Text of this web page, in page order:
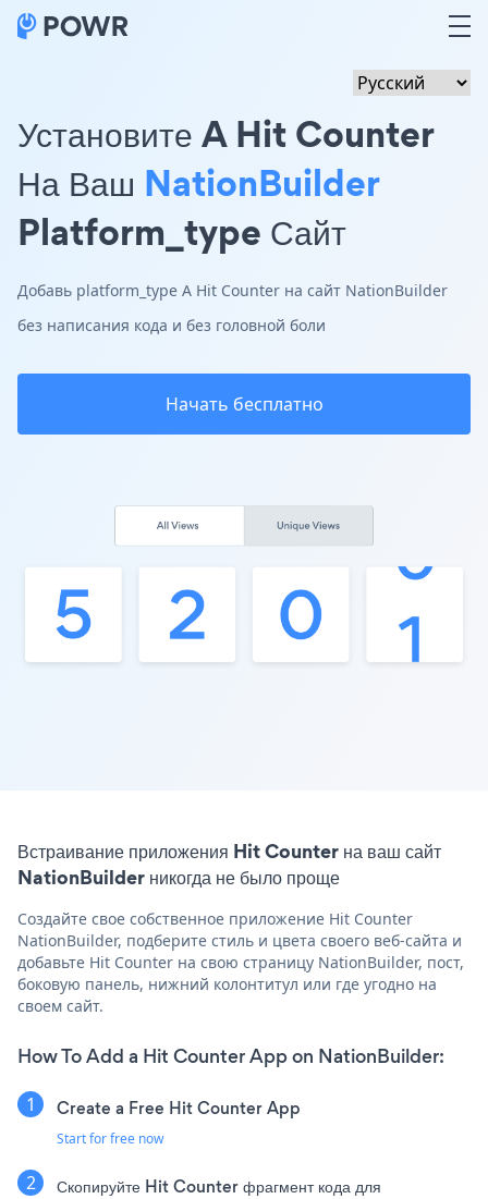
Установите A Hit Counter
На Ваш NationBuilder
Platform_type Сайт
Добавь platform_type A Hit Counter на сайт NationBuilder
без написания кода и без головной боли
Начать бесплатно
Встраивание приложения Hit Counter на ваш сайт
NationBuilder никогда не было проще
Создайте свое собственное приложение Hit Counter
NationBuilder, подберите стиль и цвета своего веб-сайта и
добавьте Hit Counter на свою страницу NationBuilder, пост,
боковую панель, нижний колонтитул или где угодно на
своем сайт.
How To Add a Hit Counter App on NationBuilder:
Create a Free Hit Counter App
Start for free now
Скопируйте Hit Counter фрагмент кода для